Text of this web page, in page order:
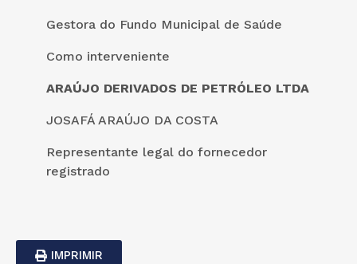
Gestora do Fundo Municipal de Saúde
Como interveniente
ARAÚJO DERIVADOS DE PETRÓLEO LTDA
JOSAFÁ ARAÚJO DA COSTA
Representante legal do fornecedor
registrado
IMPRIMIR